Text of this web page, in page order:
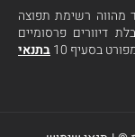
מהווה רשימת תפוצה
דיוורים פרסומיים
בסעיף 10
בתנאי